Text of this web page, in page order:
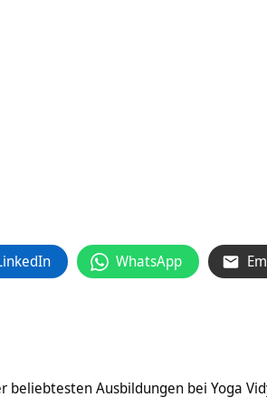
WhatsApp
beliebtesten Ausbildungen bei Yoga